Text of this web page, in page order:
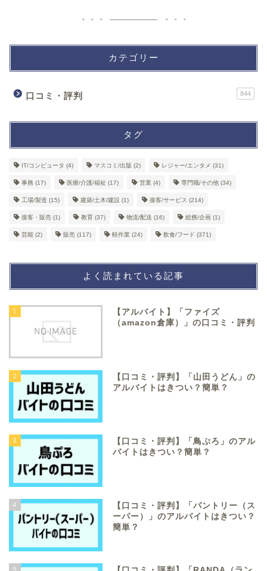
カテゴリー
口コミ・評判 844
タグ
IT/コンピュータ (4) マスコミ/出版 (2) レジャー/エンタメ (31)
事務 (17) 医療/介護/福祉 (17) 営業 (4) 専門職/その他 (34)
工場/製造 (15) 建築/土木/建設 (1) 接客/サービス (214)
接客・販売 (1) 教育 (37) 物流/配送 (16) 総務/企画 (1)
芸能 (2) 販売 (117) 軽作業 (24) 飲食/フード (371)
よく読まれている記事
1
【アルバイト】「ファイズ
（amazon倉庫）」の口コミ・評判
2
【口コミ・評判】「山田うどん」の
アルバイトはきつい？簡単？
3
【口コミ・評判】「鳥ぷろ」のアル
バイトはきつい？簡単？
4
【口コミ・評判】「パントリー（ス
ーパー）」のアルバイトはきつい？
簡単？
5